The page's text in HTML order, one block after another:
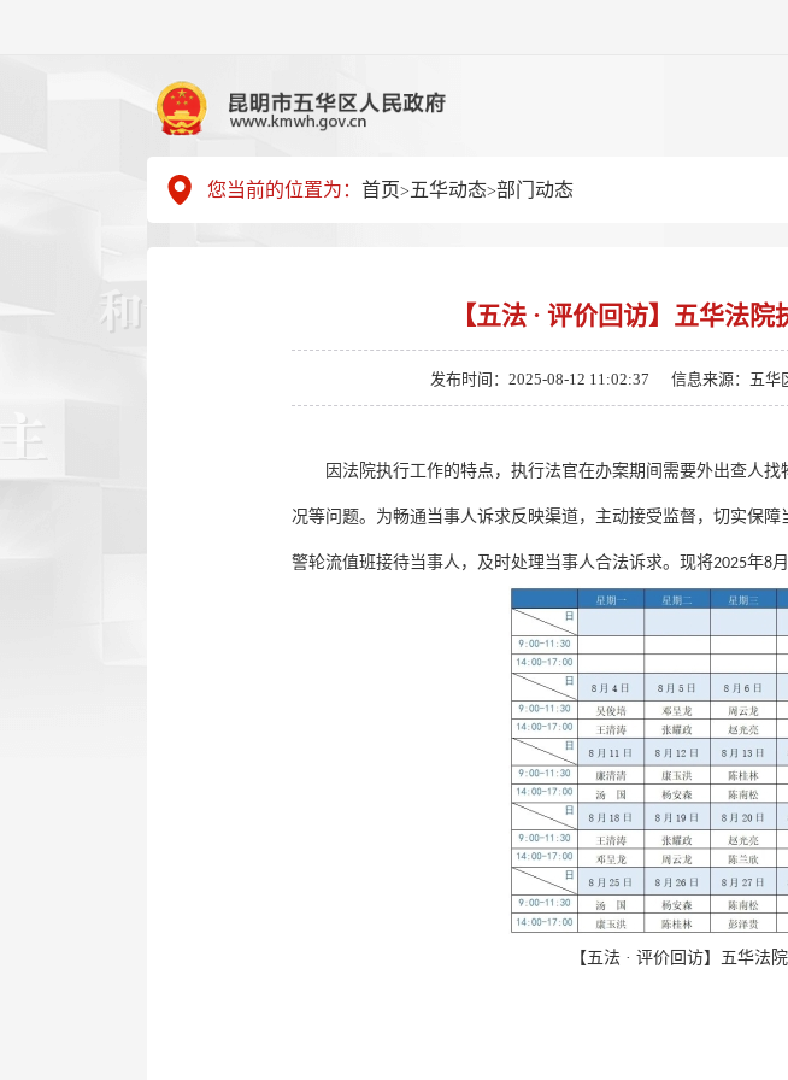
您当前的位置为： 首页> 五华动态>部门动态
【五法 · 评价回访】五华法
发布时间：2025-08-12 11:02:37 信息来源：五华
因法院执行工作的特点，执行法官在办案期间需要外出查人
况等问题。为畅通当事人诉求反映渠道，主动接受监督，切实保
警轮流值班接待当事人，及时处理当事人合法诉求。现将2025年8
【五法 · 评价回访】五华法